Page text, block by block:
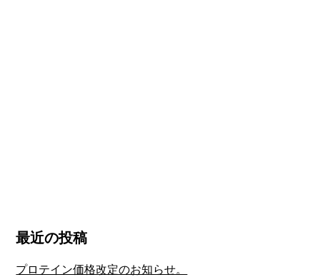
最近の投稿
プロテイン価格改定のお知らせ。